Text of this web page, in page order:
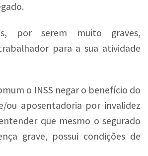
por serem muito graves,
para a sua atividade
o INSS negar o benefício do
ou aposentadoria por invalidez
que mesmo o segurado
grave, possui condições de